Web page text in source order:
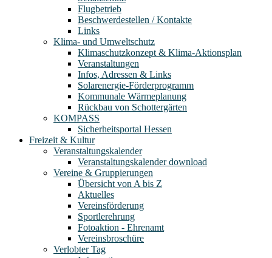
Flugbetrieb
Beschwerdestellen / Kontakte
Links
Klima- und Umweltschutz
Klimaschutzkonzept & Klima-Aktionsplan
Veranstaltungen
Infos, Adressen & Links
Solarenergie-Förderprogramm
Kommunale Wärmeplanung
Rückbau von Schottergärten
KOMPASS
Sicherheitsportal Hessen
Freizeit & Kultur
Veranstaltungskalender
Veranstaltungskalender download
Vereine & Gruppierungen
Übersicht von A bis Z
Aktuelles
Vereinsförderung
Sportlerehrung
Fotoaktion - Ehrenamt
Vereinsbroschüre
Verlobter Tag